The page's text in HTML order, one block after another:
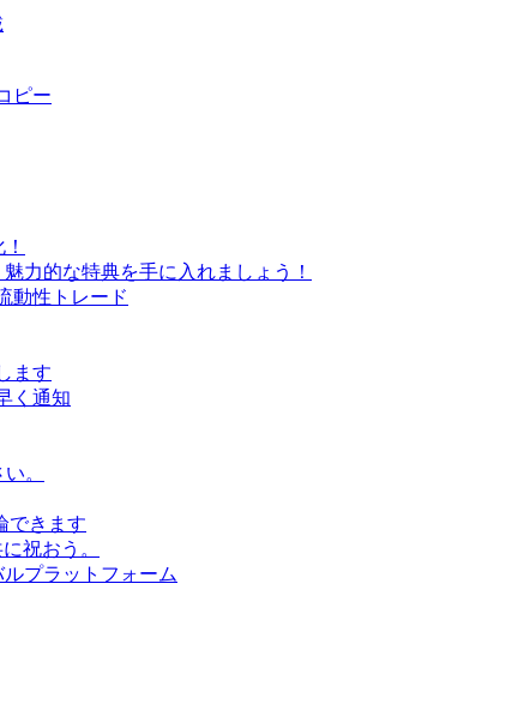
ピー
力的な特典を手に入れましょう！
動性トレード
ます
く通知
。
できます
祝おう。
プラットフォーム